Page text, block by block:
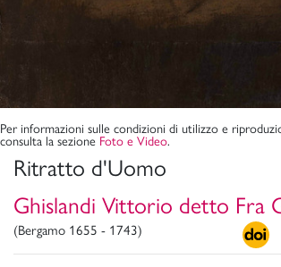
Ritratto d'Uomo
Ghislandi Vittorio detto Fra
(Bergamo 1655 - 1743)
Per informazioni sulle condizioni di utilizzo e
consulta la sezione Foto e Video.